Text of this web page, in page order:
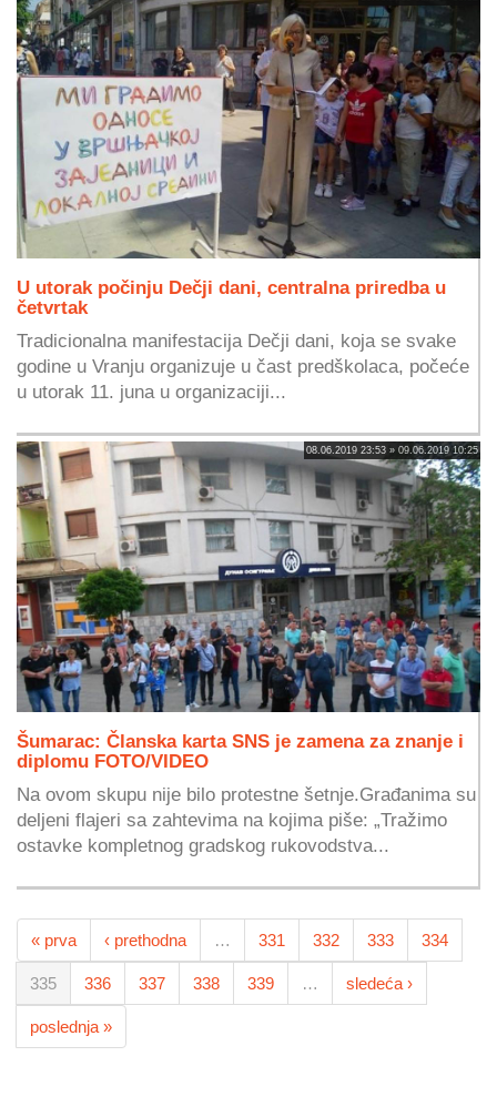
U utorak počinju Dečji dani, centralna priredba u
četvrtak
Tradicionalna manifestacija Dečji dani, koja se svake
godine u Vranju organizuje u čast predškolaca, počeće
u utorak 11. juna u organizaciji...
08.06.2019 23:53 » 09.06.2019 10:25
Šumarac: Članska karta SNS je zamena za znanje i
diplomu FOTO/VIDEO
Na ovom skupu nije bilo protestne šetnje.Građanima su
deljeni flajeri sa zahtevima na kojima piše: „Tražimo
ostavke kompletnog gradskog rukovodstva...
« prva ‹ prethodna … 331 332 333 334
335 336 337 338 339 … sledeća ›
poslednja »